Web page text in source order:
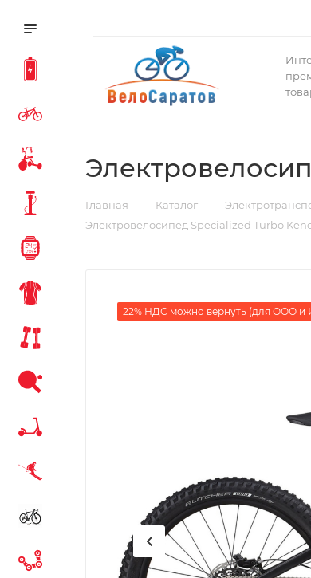
Главная — Каталог —
Электровелосипед Specialized Turbo
22% НДС можно вернуть (для ООО